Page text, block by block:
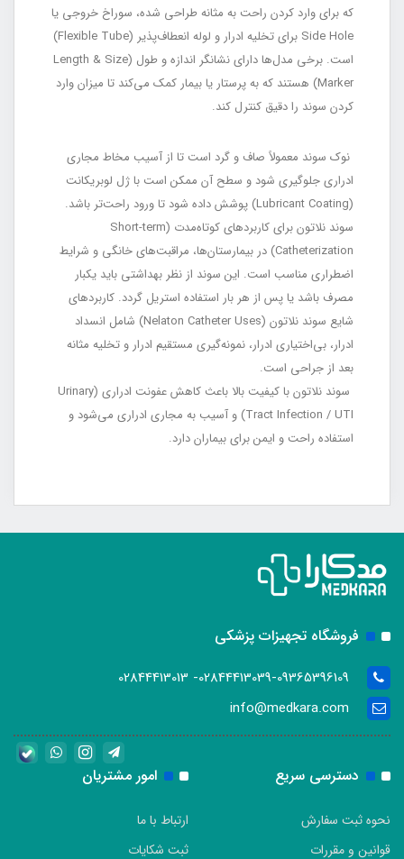
که برای وارد کردن راحت به مثانه طراحی شده، سوراخ خروجی یا
Side Hole برای تخلیه ادرار و لوله انعطاف‌پذیر (Flexible Tube)
است. برخی مدل‌ها دارای نشانگر اندازه و طول (Length & Size
Marker) هستند که به پرستار یا بیمار کمک می‌کند تا میزان وارد
کردن سوند را دقیق کنترل کند.
نوک سوند معمولاً صاف و گرد است تا از آسیب مخاط مجاری
ادراری جلوگیری شود و سطح آن ممکن است با ژل لوبریکانت
(Lubricant Coating) پوشش داده شود تا ورود راحت‌تر باشد.
سوند نلاتون برای کاربردهای کوتاه‌مدت (Short-term
Catheterization) در بیمارستان‌ها، مراقبت‌های خانگی و شرایط
اضطراری مناسب است. این سوند از نظر بهداشتی باید یکبار
مصرف باشد یا پس از هر بار استفاده استریل گردد. کاربردهای
شایع سوند نلاتون (Nelaton Catheter Uses) شامل انسداد
ادرار، بی‌اختیاری ادرار، نمونه‌گیری مستقیم ادرار و تخلیه مثانه
بعد از جراحی است.
سوند نلاتون با کیفیت بالا باعث کاهش عفونت ادراری (Urinary
Tract Infection / UTI) و آسیب به مجاری ادراری می‌شود و
استفاده راحت و ایمن برای بیماران دارد.
فروشگاه تجهیزات پزشکی
02844413039-09365396109- 02844413013
info@medkara.com
دسترسی سریع
نحوه ثبت سفارش
قوانین و مقررات
امور مشتریان
ارتباط با ما
ثبت شکایات